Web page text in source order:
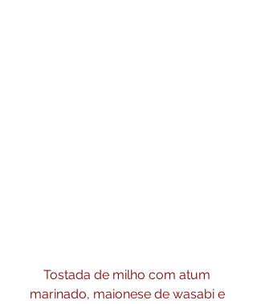
Tostada de milho com atum
marinado, maionese de wasabi e